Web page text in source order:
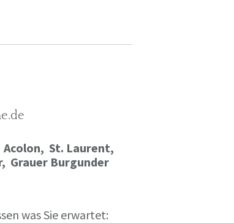
St. Laurent,
Grauer Burgunder
was Sie erwartet: